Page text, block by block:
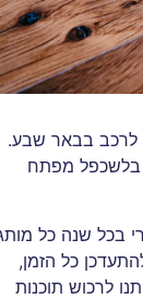
לרכב בבאר שבע.
בלשכפל מפתח
בכל שנה כל
כל הזמן,
לרכוש תוכנות